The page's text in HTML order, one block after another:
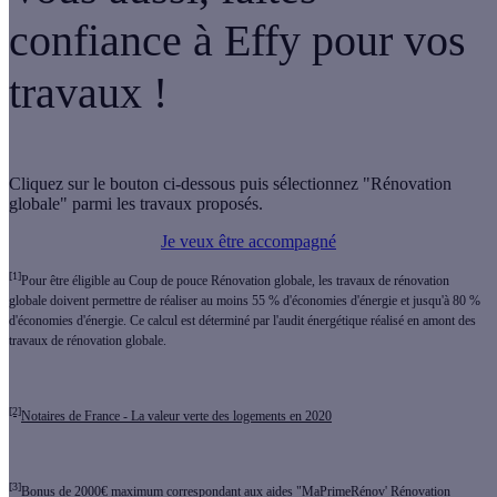
confiance à Effy pour vos
travaux !
Cliquez sur le bouton ci-dessous puis sélectionnez "Rénovation
globale" parmi les travaux proposés.
Je veux être accompagné
[1]Pour être éligible au Coup de pouce Rénovation globale, les travaux de rénovation
globale doivent permettre de réaliser au moins 55 % d'économies d'énergie et jusqu'à 80 %
d'économies d'énergie. Ce calcul est déterminé par l'audit énergétique réalisé en amont des
travaux de rénovation globale.
[2]Notaires de France - La valeur verte des logements en 2020
[3]Bonus de 2000€ maximum correspondant aux aides "MaPrimeRénov' Rénovation